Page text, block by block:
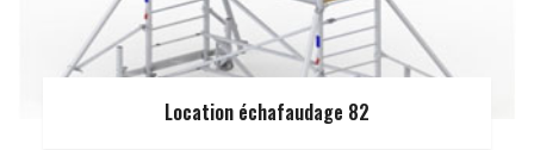
Location échafaudage 82